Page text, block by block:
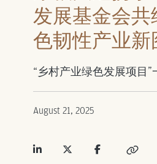
发展基金会共
色韧性产业新
“乡村产业绿色发展项目”
August 21, 2025